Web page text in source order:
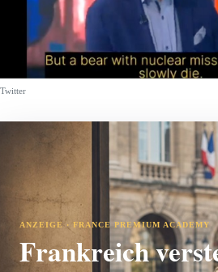
Twitter
ANZEIGE · FRANCE PREMIUM ACADEMY
Frankreich